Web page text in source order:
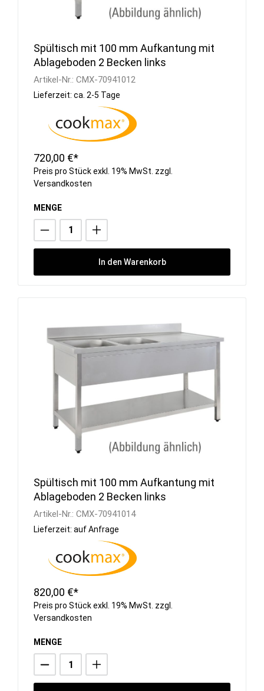
Spültisch mit 100 mm Aufkantung mit
Ablageboden 2 Becken links
Artikel-Nr.: CMX-70941012
Lieferzeit: ca. 2-5 Tage
720,00 €*
Preis pro Stück exkl. 19% MwSt. zzgl.
Versandkosten
MENGE
In den Warenkorb
Spültisch mit 100 mm Aufkantung mit
Ablageboden 2 Becken links
Artikel-Nr.: CMX-70941014
Lieferzeit: auf Anfrage
820,00 €*
Preis pro Stück exkl. 19% MwSt. zzgl.
Versandkosten
MENGE